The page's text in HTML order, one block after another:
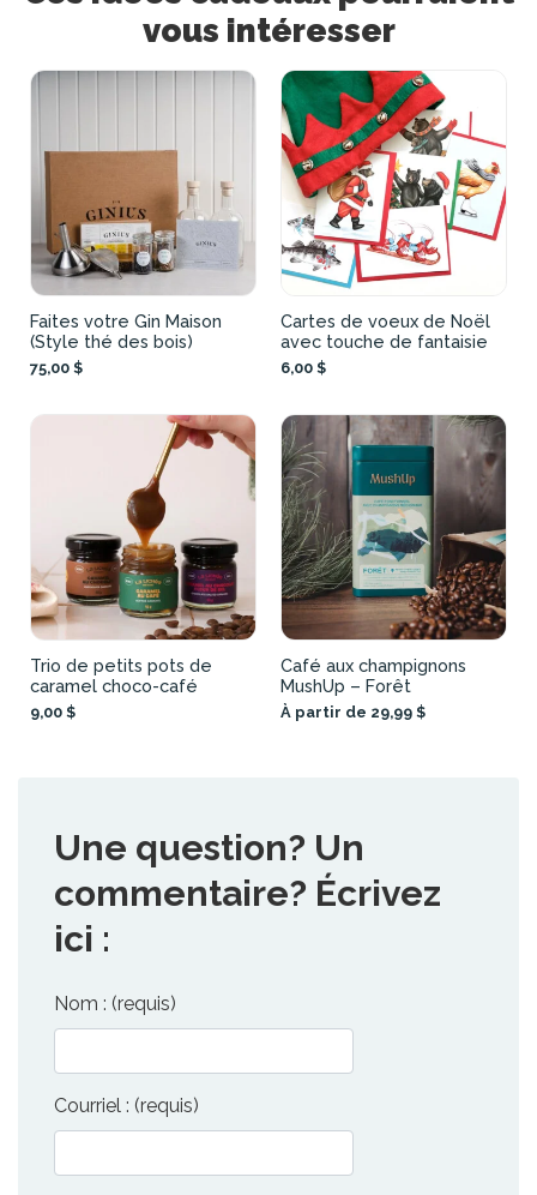
vous intéresser
Faites votre Gin Maison
(Style thé des bois)
75,00 $
Cartes de voeux de Noël
avec touche de fantaisie
6,00 $
Trio de petits pots de
caramel choco-café
9,00 $
Café aux champignons
MushUp – Forêt
À partir de 29,99 $
Une question? Un
commentaire? Écrivez
ici :
Nom : (requis)
Courriel : (requis)